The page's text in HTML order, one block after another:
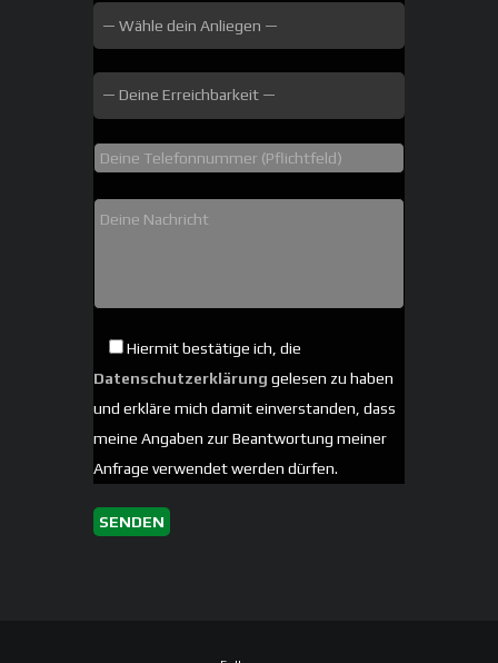
Hiermit bestätige ich, die
Datenschutzerklärung gelesen zu haben
und erkläre mich damit einverstanden, dass
meine Angaben zur Beantwortung meiner
Anfrage verwendet werden dürfen.